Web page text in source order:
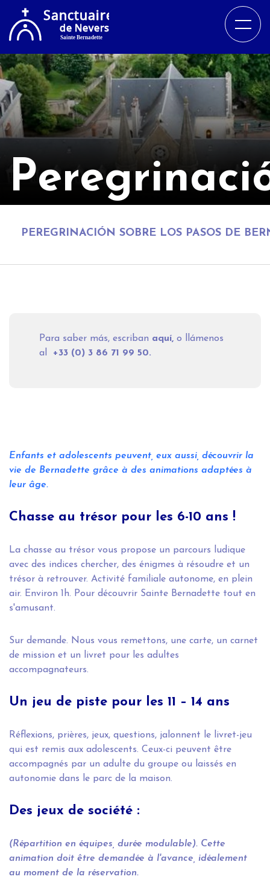
PEREGRINACIÓN SOBRE LOS PASOS DE
Enfants et adolescents peuvent, eux aussi, découvrir la
vie de Bernadette grâce à des animations adaptées à
leur âge.
Chasse au trésor pour les 6-10 ans !
La chasse au trésor vous propose un parcours ludique
avec des indices chercher, des énigmes à résoudre et un
trésor à retrouver. Activité familiale autonome, en plein
air. Environ 1h. Pour découvrir Sainte Bernadette tout en
s'amusant.
Sur demande. Nous vous remettons, une carte, un carnet
de mission et un livret pour les adultes
accompagnateurs.
Un jeu de piste pour les 11 – 14 ans
Réflexions, prières, jeux, questions, jalonnent le livret-jeu
qui est remis aux adolescents. Ceux-ci peuvent être
accompagnés par un adulte du groupe ou laissés en
autonomie dans le parc de la maison.
Des jeux de société :
(Répartition en équipes, durée modulable). Cette
animation doit être demandée à l'avance, idéalement
au moment de la réservation.
Para saber más, escriban aquí, o llámenos
al +33 (0) 3 86 71 99 50.